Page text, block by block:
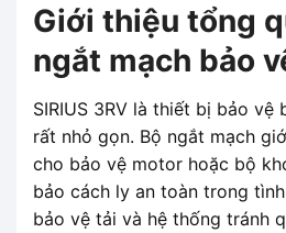
Giới thiệu tổng
ngắt mạch bảo
SIRIUS 3RV là thiết bị bảo
rất nhỏ gọn. Bộ ngắt mạch
cho bảo vệ motor hoặc bộ
bảo cách ly an toàn trong
bảo vệ tải và hệ thống tránh